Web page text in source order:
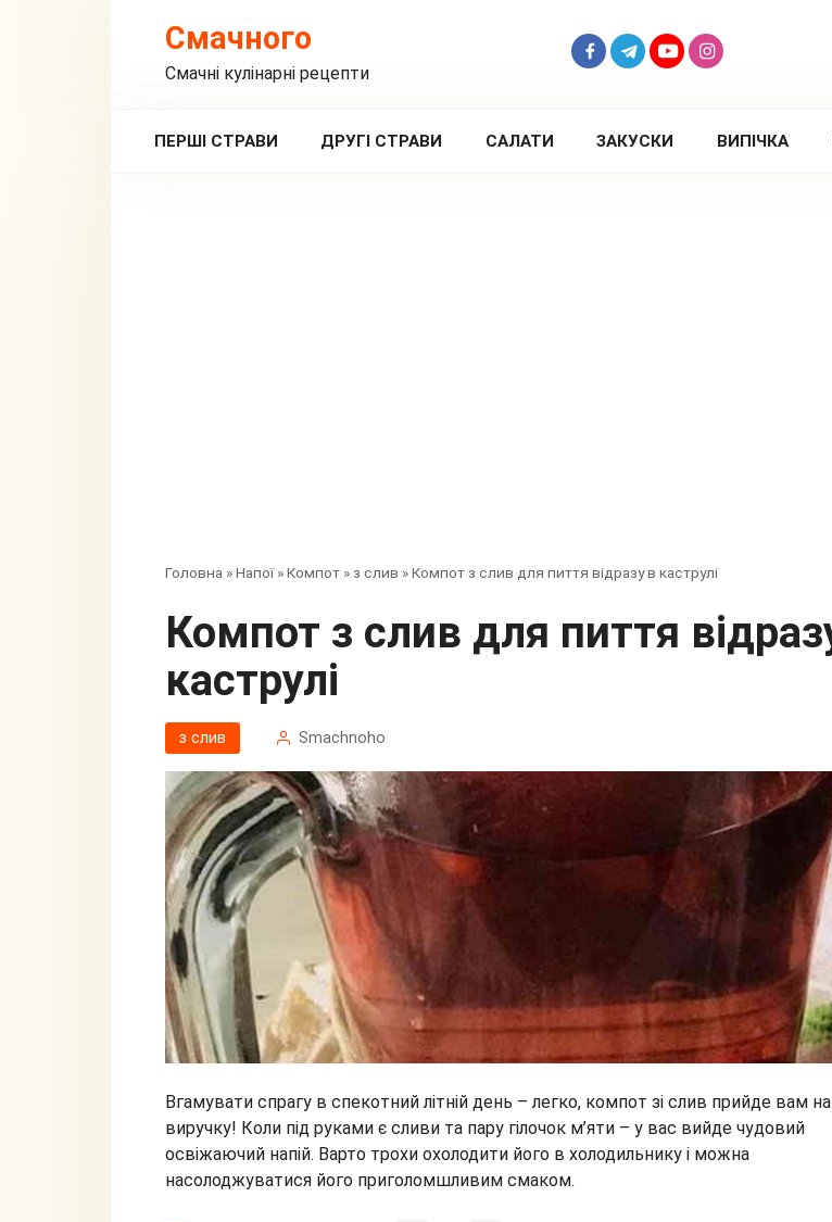
Смачного
Смачні кулінарні рецепти
ПЕРШІ СТРАВИ ДРУГІ СТРАВИ САЛАТИ ЗАКУСКИ ВИПІЧКА
Головна »Напої»Компот » з слив »Компот з слив для пиття відразу в каструлі
Компот з слив для пиття відразу в
каструлі
з слив Smachnoho
Вгамувати спрагу в спекотний літній день – легко, компот зі слив прийде вам на
виручку! Коли під руками є сливи та пару гілочок м’яти – у вас вийде чудовий
освіжаючий напій. Варто трохи охолодити його в холодильнику і можна
насолоджуватися його приголомшливим смаком.